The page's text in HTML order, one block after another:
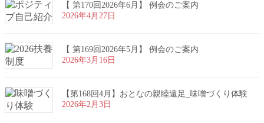
【 第170回2026年6月】 例会のご案内
2026年4月27日
【 第169回2026年5月】 例会のご案内
2026年3月16日
【第168回4月】おとなの親睦遠足_味噌づくり体験
2026年2月3日